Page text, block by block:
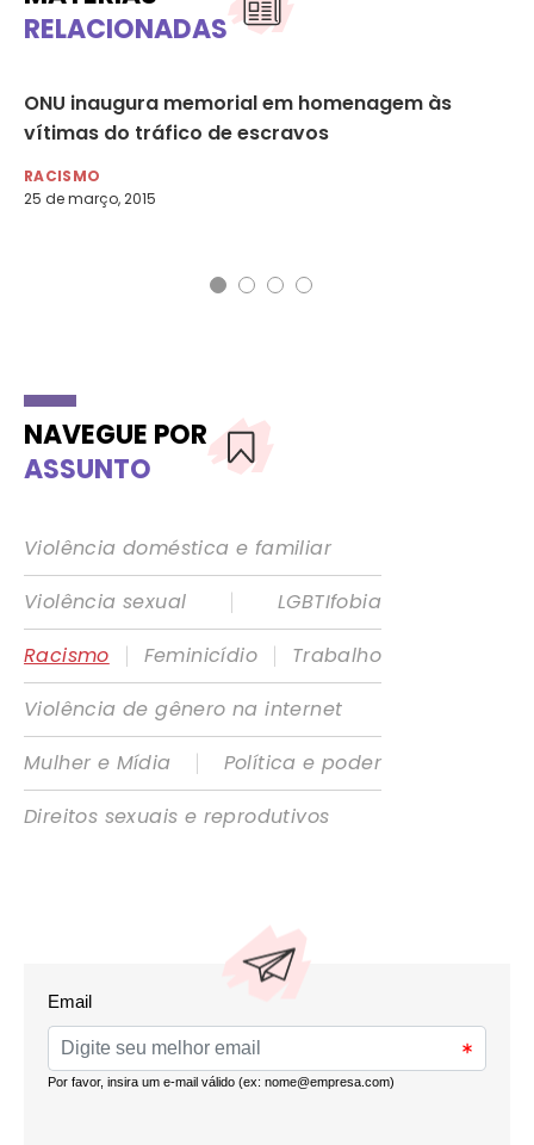
RELACIONADAS
ONU inaugura memorial em homenagem às
vítimas do tráfico de escravos
RACISMO
25 de março, 2015
NAVEGUE POR
ASSUNTO
Violência doméstica e familiar
Violência sexual
|
LGBTIfobia
Racismo
| Feminicídio |
Trabalho
Violência de gênero na internet
Mulher e Mídia
|
Política e poder
Direitos sexuais e reprodutivos